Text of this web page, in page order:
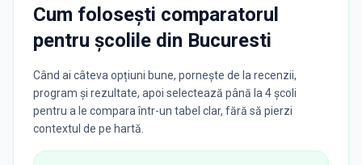
Cum folosești comparatorul
pentru școlile din Bucuresti
Când ai câteva opțiuni bune, pornește de la recenzii,
program și rezultate, apoi selectează până la 4 școli
pentru a le compara într-un tabel clar, fără să pierzi
contextul de pe hartă.